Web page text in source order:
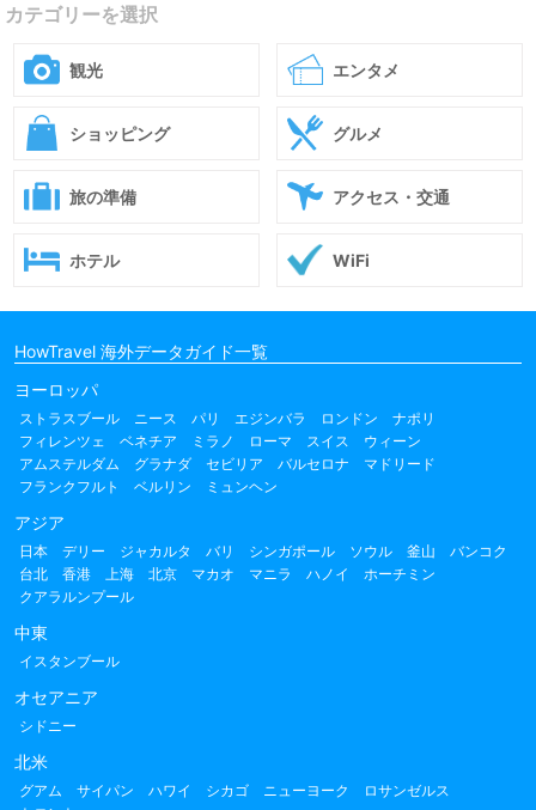
カテゴリーを選択
観光 エンタメ
ショッピング グルメ
旅の準備 アクセス・交通
ホテル WiFi
HowTravel 海外データガイド一覧
ヨーロッパ
ストラスブール ニース パリ エジンバラ ロンドン
ナポリ
フィレンツェ
ベネチア ミラノ ローマ スイス
ウィーン
アムステルダム
グラナダ セビリア バルセロナ
マドリード
フランクフルト
ベルリン ミュンヘン
アジア
日本 デリー ジャカルタ バリ シンガポール ソウル 釜山
バンコク
台北
香港 上海 北京 マカオ マニラ ハノイ
ホーチミン
クアラルンプール
中東
イスタンブール
オセアニア
シドニー
北米
グアム サイパン ハワイ シカゴ ニューヨーク
ロサンゼルス